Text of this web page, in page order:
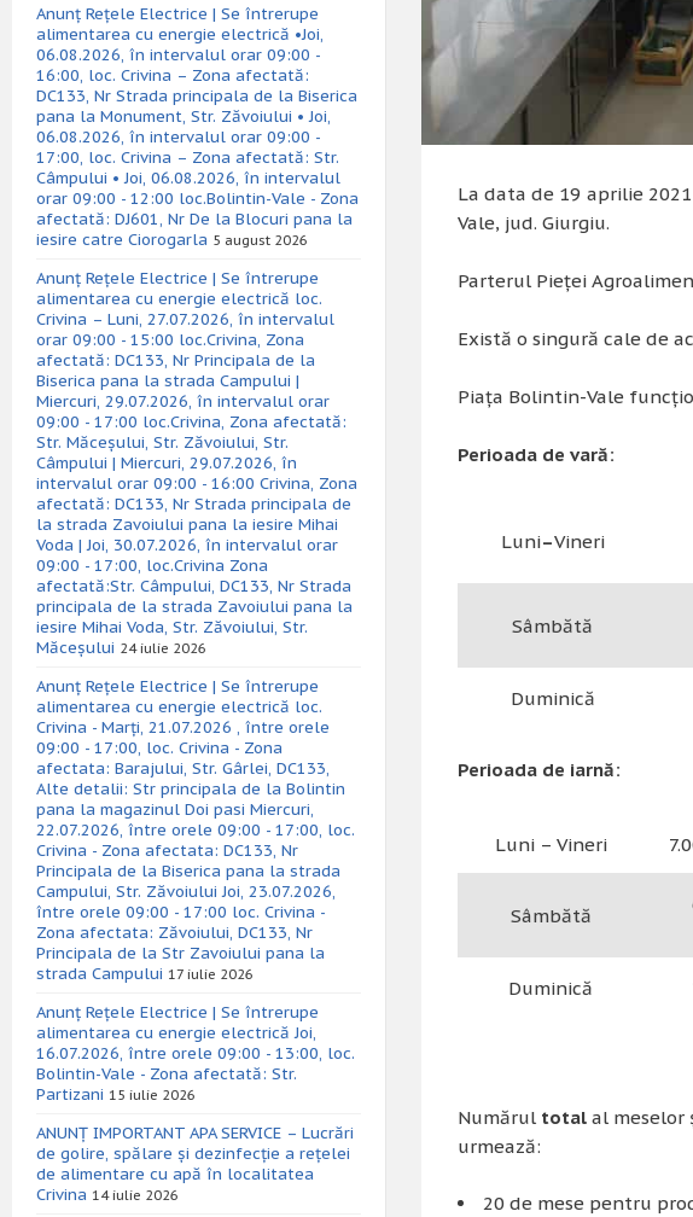
La data de 19 aprilie
Vale, jud. Giurgiu.
Parterul Pieței
Există o singură cale de
Piața Bolintin-Vale
Perioada de vară:
Luni–Vineri
Sâmbătă
Duminică
Perioada de iarnă:
Luni – Vineri
Sâmbătă
Duminică
Numărultotalal meselor
urmează:
20 de mese pentru
Anunț Rețele Electrice | Se întrerupe
alimentarea cu energie electrică •Joi,
06.08.2026, în intervalul orar 09:00 -
16:00, loc. Crivina – Zona afectată:
DC133, Nr Strada principala de la Biserica
pana la Monument, Str. Zăvoiului • Joi,
06.08.2026, în intervalul orar 09:00 -
17:00, loc. Crivina – Zona afectată: Str.
Câmpului • Joi, 06.08.2026, în intervalul
orar 09:00 - 12:00 loc.Bolintin-Vale - Zona
afectată: DJ601, Nr De la Blocuri pana la
iesire catre Ciorogarla 5 august 2026
Anunț Rețele Electrice | Se întrerupe
alimentarea cu energie electrică loc.
Crivina – Luni, 27.07.2026, în intervalul
orar 09:00 - 15:00 loc.Crivina, Zona
afectată: DC133, Nr Principala de la
Biserica pana la strada Campului |
Miercuri, 29.07.2026, în intervalul orar
09:00 - 17:00 loc.Crivina, Zona afectată:
Str. Măceșului, Str. Zăvoiului, Str.
Câmpului | Miercuri, 29.07.2026, în
intervalul orar 09:00 - 16:00 Crivina, Zona
afectată: DC133, Nr Strada principala de
la strada Zavoiului pana la iesire Mihai
Voda | Joi, 30.07.2026, în intervalul orar
09:00 - 17:00, loc.Crivina Zona
afectată:Str. Câmpului, DC133, Nr Strada
principala de la strada Zavoiului pana la
iesire Mihai Voda, Str. Zăvoiului, Str.
Măceșului 24 iulie 2026
Anunț Rețele Electrice | Se întrerupe
alimentarea cu energie electrică loc.
Crivina - Marți, 21.07.2026 , între orele
09:00 - 17:00, loc. Crivina - Zona
afectata: Barajului, Str. Gârlei, DC133,
Alte detalii: Str principala de la Bolintin
pana la magazinul Doi pasi Miercuri,
22.07.2026, între orele 09:00 - 17:00, loc.
Crivina - Zona afectata: DC133, Nr
Principala de la Biserica pana la strada
Campului, Str. Zăvoiului Joi, 23.07.2026,
între orele 09:00 - 17:00 loc. Crivina -
Zona afectata: Zăvoiului, DC133, Nr
Principala de la Str Zavoiului pana la
strada Campului 17 iulie 2026
Anunț Rețele Electrice | Se întrerupe
alimentarea cu energie electrică Joi,
16.07.2026, între orele 09:00 - 13:00, loc.
Bolintin-Vale - Zona afectată: Str.
Partizani 15 iulie 2026
ANUNȚ IMPORTANT APA SERVICE – Lucrări
de golire, spălare și dezinfecție a rețelei
de alimentare cu apă în localitatea
Crivina 14 iulie 2026